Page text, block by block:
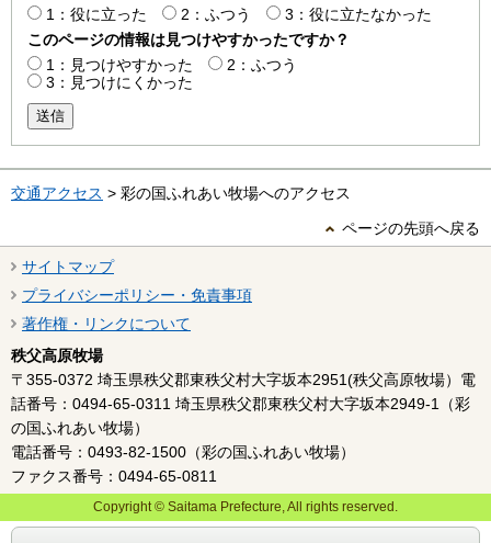
1：役に立った
2：ふつう
3：役に立たなかった
このページの情報は見つけやすかったですか？
1：見つけやすかった
2：ふつう
3：見つけにくかった
送信
交通アクセス > 彩の国ふれあい牧場へのアクセス
ページの先頭へ戻る
サイトマップ
プライバシーポリシー・免責事項
著作権・リンクについて
秩父高原牧場
〒355-0372 埼玉県秩父郡東秩父村大字坂本2951(秩父高原牧場）電
話番号：0494-65-0311 埼玉県秩父郡東秩父村大字坂本2949-1（彩
の国ふれあい牧場）
電話番号：0493-82-1500（彩の国ふれあい牧場）
ファクス番号：0494-65-0811
Copyright © Saitama Prefecture, All rights reserved.